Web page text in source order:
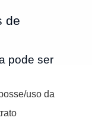
de
pode ser
uso da